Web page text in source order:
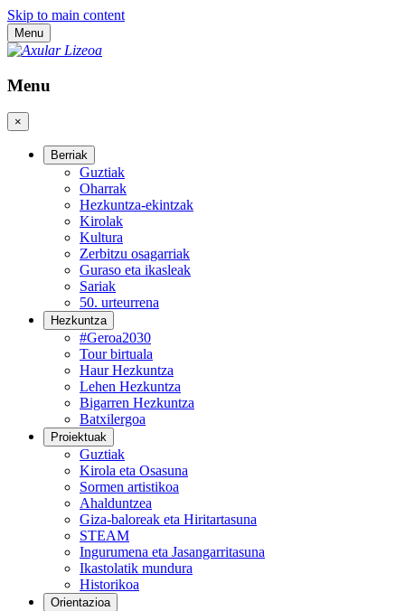
Skip to main content
Menu
Menu
×
Berriak
Guztiak
Oharrak
Hezkuntza-ekintzak
Kirolak
Kultura
Zerbitzu osagarriak
Guraso eta ikasleak
Sariak
50. urteurrena
Hezkuntza
#Geroa2030
Tour birtuala
Haur Hezkuntza
Lehen Hezkuntza
Bigarren Hezkuntza
Batxilergoa
Proiektuak
Guztiak
Kirola eta Osasuna
Sormen artistikoa
Ahalduntzea
Giza-baloreak eta Hiritartasuna
STEAM
Ingurumena eta Jasangarritasuna
Ikastolatik mundura
Historikoa
Orientazioa